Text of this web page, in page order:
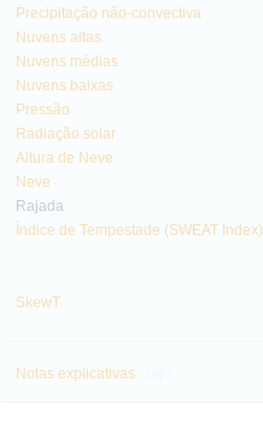
Precipitação não-convectiva
Nuvens altas
Nuvens médias
Nuvens baixas
Pressão
Radiação solar
Altura de Neve
Neve
Rajada
Índice de Tempestade (SWEAT Index)
SkewT
Notas explicativas